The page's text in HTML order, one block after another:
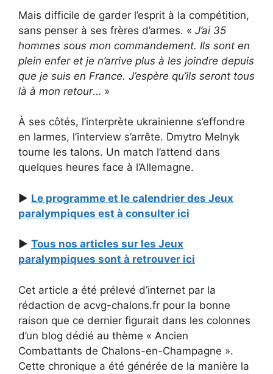
Mais difficile de garder l’esprit à la compétition,
sans penser à ses frères d’armes. « J’ai 35
hommes sous mon commandement. Ils sont en
plein enfer et je n’arrive plus à les joindre depuis
que je suis en France. J’espère qu’ils seront tous
là à mon retour… »
À ses côtés, l’interprète ukrainienne s’effondre
en larmes, l’interview s’arrête. Dmytro Melnyk
tourne les talons. Un match l’attend dans
quelques heures face à l’Allemagne.
► Le programme et le calendrier des Jeux
paralympiques est à consulter ici
► Tous nos articles sur les Jeux
paralympiques sont à retrouver ici
Cet article a été prélevé d’internet par la
rédaction de acvg-chalons.fr pour la bonne
raison que ce dernier figurait dans les colonnes
d’un blog dédié au thème « Ancien
Combattants de Chalons-en-Champagne ».
Cette chronique a été générée de la manière la